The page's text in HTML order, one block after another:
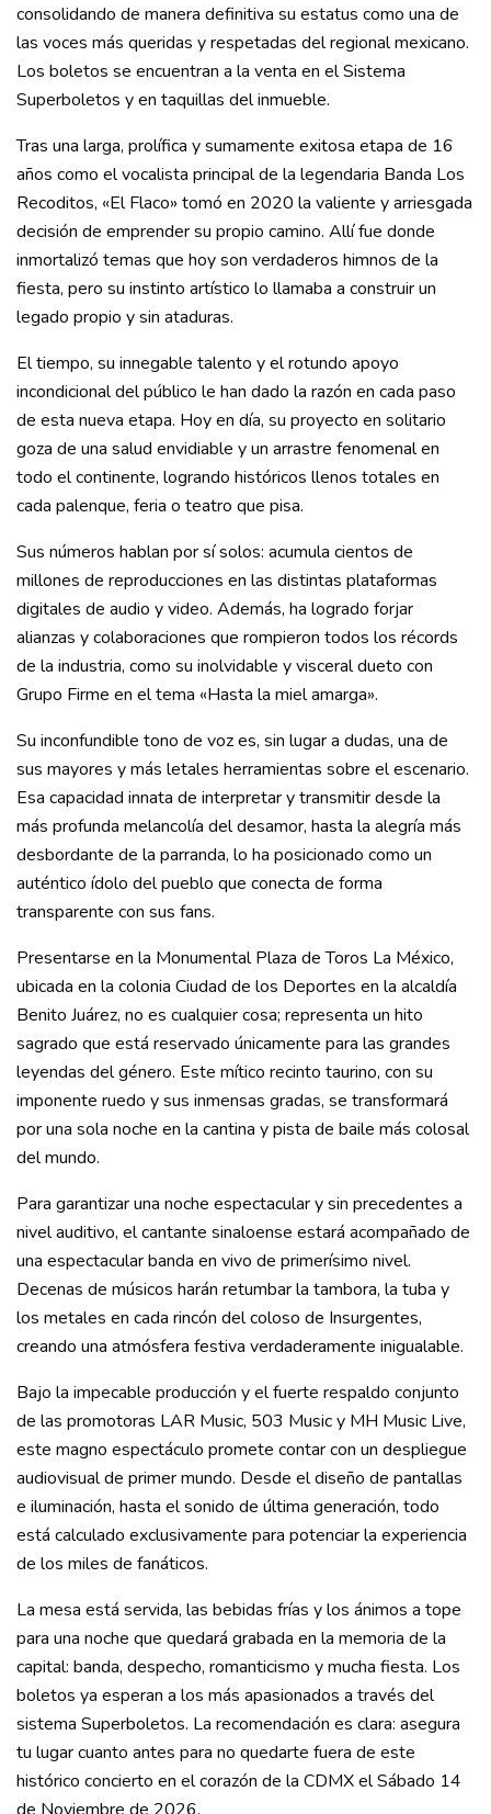
consolidando de manera definitiva su estatus como una de
las voces más queridas y respetadas del regional mexicano.
Los boletos se encuentran a la venta en el Sistema
Superboletos y en taquillas del inmueble.
Tras una larga, prolífica y sumamente exitosa etapa de 16
años como el vocalista principal de la legendaria Banda Los
Recoditos, «El Flaco» tomó en 2020 la valiente y arriesgada
decisión de emprender su propio camino. Allí fue donde
inmortalizó temas que hoy son verdaderos himnos de la
fiesta, pero su instinto artístico lo llamaba a construir un
legado propio y sin ataduras.
El tiempo, su innegable talento y el rotundo apoyo
incondicional del público le han dado la razón en cada paso
de esta nueva etapa. Hoy en día, su proyecto en solitario
goza de una salud envidiable y un arrastre fenomenal en
todo el continente, logrando históricos llenos totales en
cada palenque, feria o teatro que pisa.
Sus números hablan por sí solos: acumula cientos de
millones de reproducciones en las distintas plataformas
digitales de audio y video. Además, ha logrado forjar
alianzas y colaboraciones que rompieron todos los récords
de la industria, como su inolvidable y visceral dueto con
Grupo Firme en el tema «Hasta la miel amarga».
Su inconfundible tono de voz es, sin lugar a dudas, una de
sus mayores y más letales herramientas sobre el escenario.
Esa capacidad innata de interpretar y transmitir desde la
más profunda melancolía del desamor, hasta la alegría más
desbordante de la parranda, lo ha posicionado como un
auténtico ídolo del pueblo que conecta de forma
transparente con sus fans.
Presentarse en la Monumental Plaza de Toros La México,
ubicada en la colonia Ciudad de los Deportes en la alcaldía
Benito Juárez, no es cualquier cosa; representa un hito
sagrado que está reservado únicamente para las grandes
leyendas del género. Este mítico recinto taurino, con su
imponente ruedo y sus inmensas gradas, se transformará
por una sola noche en la cantina y pista de baile más colosal
del mundo.
Para garantizar una noche espectacular y sin precedentes a
nivel auditivo, el cantante sinaloense estará acompañado de
una espectacular banda en vivo de primerísimo nivel.
Decenas de músicos harán retumbar la tambora, la tuba y
los metales en cada rincón del coloso de Insurgentes,
creando una atmósfera festiva verdaderamente inigualable.
Bajo la impecable producción y el fuerte respaldo conjunto
de las promotoras LAR Music, 503 Music y MH Music Live,
este magno espectáculo promete contar con un despliegue
audiovisual de primer mundo. Desde el diseño de pantallas
e iluminación, hasta el sonido de última generación, todo
está calculado exclusivamente para potenciar la experiencia
de los miles de fanáticos.
La mesa está servida, las bebidas frías y los ánimos a tope
para una noche que quedará grabada en la memoria de la
capital: banda, despecho, romanticismo y mucha fiesta. Los
boletos ya esperan a los más apasionados a través del
sistema Superboletos. La recomendación es clara: asegura
tu lugar cuanto antes para no quedarte fuera de este
histórico concierto en el corazón de la CDMX el Sábado 14